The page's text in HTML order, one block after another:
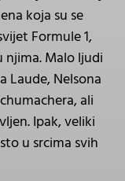
koja su se
Formule 1,
Malo ljudi
Laude, Nelsona
ali
Ipak, veliki
u srcima svih